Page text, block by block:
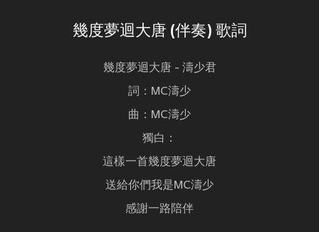
幾度夢迴大唐 (伴奏) 歌詞
幾度夢迴大唐 - 濤少君
詞：MC濤少
曲：MC濤少
獨白：
這樣一首幾度夢迴大唐
送給你們我是MC濤少
感謝一路陪伴